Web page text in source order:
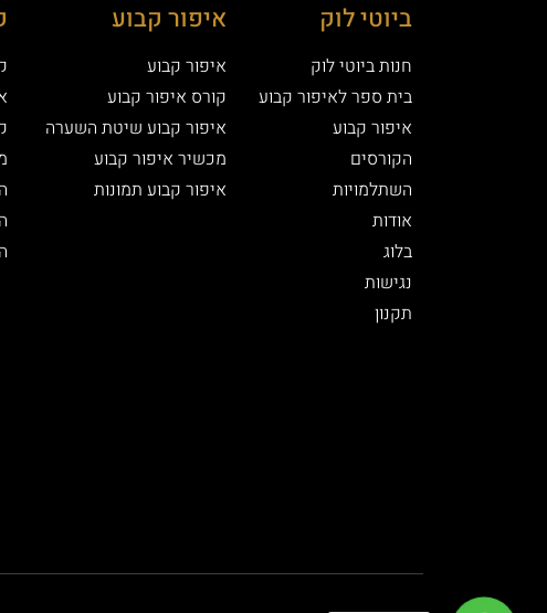
ביוטי לוק
חנות ביוטי לוק
בית ספר לאיפור קבוע
איפור קבוע
הקורסים
השתלמויות
אודות
בלוג
נגישות
תקנון
איפור קבוע
איפור קבוע
קורס איפור קבוע
איפור קבוע שיטת השערה
מכשיר איפור קבוע
איפור קבוע תמונות